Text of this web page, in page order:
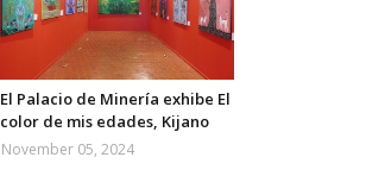
El Palacio de Minería exhibe El
color de mis edades, Kijano
November 05, 2024